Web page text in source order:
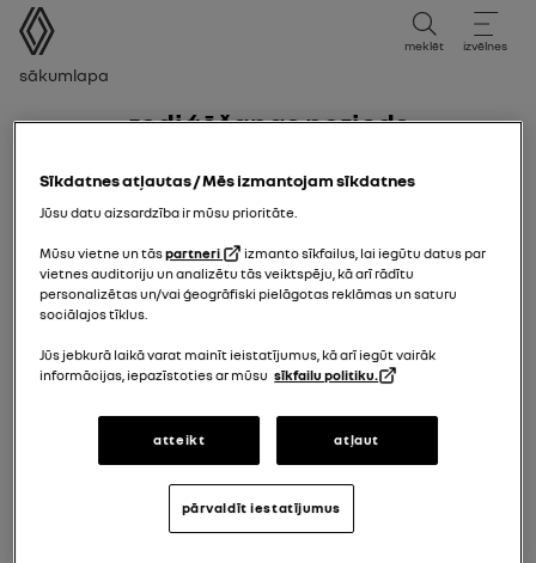
lietotāja rokasgrāmata
meklēt izvēlnes
navigācijas ceļš
Sākumlapa
Rediģēšanas periods
Izvēlieties izdevuma periodu, kas atbilst jūsu
transportlīdzekļa reģistrācijas datumam.
12/01/2026
15/07/2025līdz 11/01/2026
07/04/2025līdz14/07/2025
Sīkdatnes atļautas / Mēs izmantojam sīkdatnes
Jūsu datu aizsardzība ir mūsu prioritāte.
Mūsu vietne un tāspartneri
izmanto sīkfailus, lai iegūtu datus par
vietnes auditoriju un analizētu tās veiktspēju, kā arī rādītu
personalizētas un/vai ģeogrāfiski pielāgotas reklāmas un saturu
sociālajos tīklus.
Jūs jebkurā laikā varat mainīt ieistatījumus, kā arī iegūt vairāk
informācijas, iepazīstoties ar mūsu sīkfailu politiku.
atteikt atļaut
pārvaldīt iestatījumus